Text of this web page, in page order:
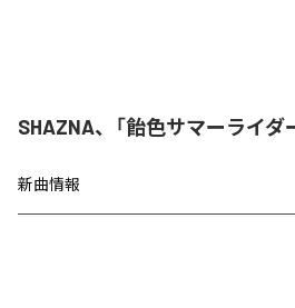
SHAZNA、「飴色サマーライダ
新曲情報